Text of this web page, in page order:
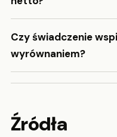
Czy świadczenie
wyrównaniem?
Źródła